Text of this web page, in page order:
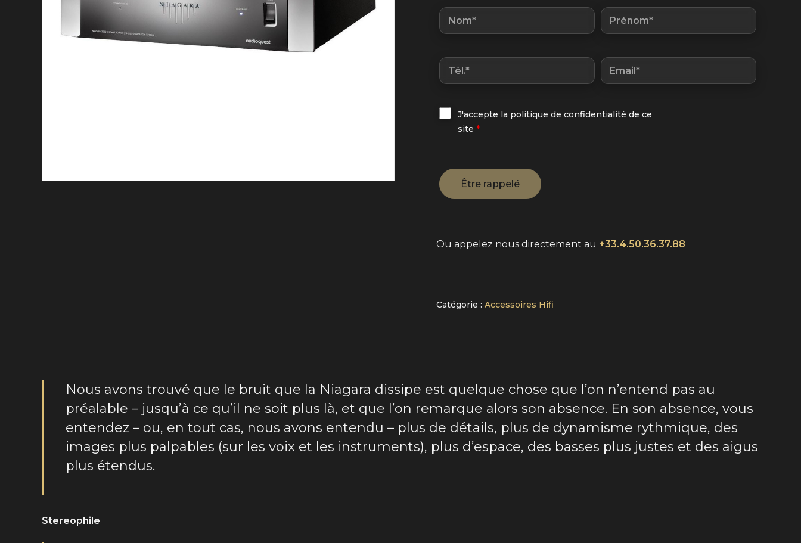
J'accepte la politique de confidentialité de ce
site *
Ou appelez nous directement au +33.4.50.36.37.88
Catégorie :Accessoires Hifi
Nous avons trouvé que le bruit que la Niagara dissipe est quelque chose que l’on n’entend pas au
préalable – jusqu’à ce qu’il ne soit plus là, et que l’on remarque alors son absence. En son absence, vous
entendez – ou, en tout cas, nous avons entendu – plus de détails, plus de dynamisme rythmique, des
images plus palpables (sur les voix et les instruments), plus d’espace, des basses plus justes et des aigus
plus étendus.
Stereophile